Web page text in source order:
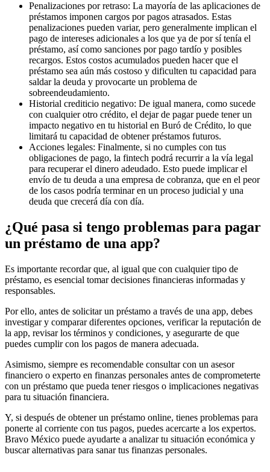
Penalizaciones por retraso: La mayoría de las aplicaciones de
préstamos imponen cargos por pagos atrasados. Estas
penalizaciones pueden variar, pero generalmente implican el
pago de intereses adicionales a los que ya de por sí tenía el
préstamo, así como sanciones por pago tardío y posibles
recargos. Estos costos acumulados pueden hacer que el
préstamo sea aún más costoso y dificulten tu capacidad para
saldar la deuda y provocarte un problema de
sobreendeudamiento.
Historial crediticio negativo: De igual manera, como sucede
con cualquier otro crédito, el dejar de pagar puede tener un
impacto negativo en tu historial en Buró de Crédito, lo que
limitará tu capacidad de obtener préstamos futuros.
Acciones legales: Finalmente, si no cumples con tus
obligaciones de pago, la fintech podrá recurrir a la vía legal
para recuperar el dinero adeudado. Esto puede implicar el
envío de tu deuda a una empresa de cobranza, que en el peor
de los casos podría terminar en un proceso judicial y una
deuda que crecerá día con día.
¿Qué pasa si tengo problemas para pagar
un préstamo de una app?
Es importante recordar que, al igual que con cualquier tipo de
préstamo, es esencial tomar decisiones financieras informadas y
responsables.
Por ello, antes de solicitar un préstamo a través de una app, debes
investigar y comparar diferentes opciones, verificar la reputación de
la app, revisar los términos y condiciones, y asegurarte de que
puedes cumplir con los pagos de manera adecuada.
Asimismo, siempre es recomendable consultar con un asesor
financiero o experto en finanzas personales antes de comprometerte
con un préstamo que pueda tener riesgos o implicaciones negativas
para tu situación financiera.
Y, si después de obtener un préstamo online, tienes problemas para
ponerte al corriente con tus pagos, puedes acercarte a los expertos.
Bravo México puede ayudarte a analizar tu situación económica y
buscar alternativas para sanar tus finanzas personales.